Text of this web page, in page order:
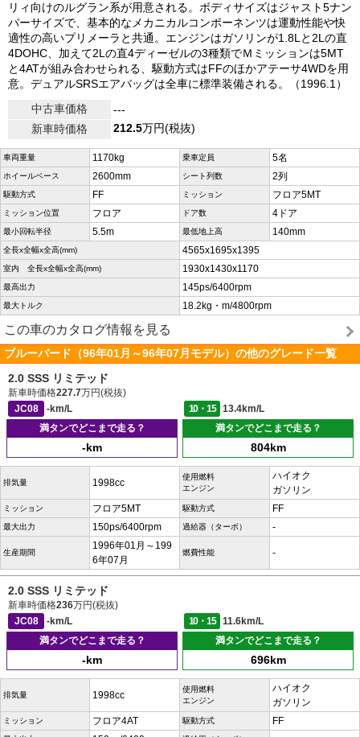
リィ向けのルグラン系が用意される。ボディサイズはジャスト5ナン
バーサイズで、基本的なメカニカルコンポーネンツは運動性能や快
適性の高いプリメーラと共通。エンジンはガソリンが1.8Lと2Lの直
4DOHC、加えて2Lの直4ディーゼルの3種類でＭミッションは5MT
と4ATが組み合わせられる、駆動方式はFFのほかアテーサ4WDを用
意。デュアルSRSエアバッグは全車に標準装備される。（1996.1）
中古車価格
---
新車時価格
212.5万円(税抜)
車両重量 1170kg 乗車定員 5名
ホイールベース 2600mm シート列数 2列
駆動方式 FF ミッション フロア5MT
ミッション位置 フロア ドア数 4ドア
最小回転半径 5.5m 最低地上高 140mm
全長x全幅x全高(mm) 4565x1695x1395
室内 全長x全幅x全高(mm) 1930x1430x1170
最高出力 145ps/6400rpm
最大トルク 18.2kg・m/4800rpm
この車のカタログ情報を見る
ブルーバード（96年01月～96年07月モデル）の他のグレード一覧
2.0 SSS リミテッド
新車時価格227.7万円(税抜)
JC08
-km/L 10・15
13.4km/L
満タンでどこまで走る？
-km
満タンでどこまで走る？
804km
排気量 1998cc
使用燃料
エンジン
ハイオク
ガソリン
ミッション フロア5MT 駆動方式 FF
最大出力 150ps/6400rpm 過給器（ターボ） -
生産期間
1996年01月～199
6年07月
燃費性能 -
2.0 SSS リミテッド
新車時価格236万円(税抜)
JC08
-km/L 10・15
11.6km/L
満タンでどこまで走る？
-km
満タンでどこまで走る？
696km
排気量 1998cc
使用燃料
エンジン
ハイオク
ガソリン
ミッション フロア4AT 駆動方式 FF